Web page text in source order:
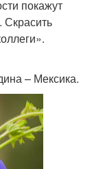
покажут
Скрасить
– Мексика.